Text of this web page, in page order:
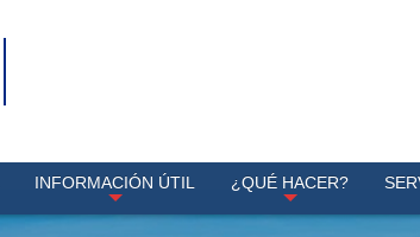
INFORMACIÓN ÚTIL ¿QUÉ HACER?